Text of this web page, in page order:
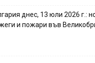
днес, 13 юли 2026 г.:
и пожари във